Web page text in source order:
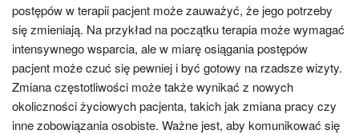
postępów w terapii pacjent może zauważyć, że jego potrzeby
się zmieniają. Na przykład na początku terapia może wymagać
intensywnego wsparcia, ale w miarę osiągania postępów
pacjent może czuć się pewniej i być gotowy na rzadsze wizyty.
Zmiana częstotliwości może także wynikać z nowych
okoliczności życiowych pacjenta, takich jak zmiana pracy czy
inne zobowiązania osobiste. Ważne jest, aby komunikować się